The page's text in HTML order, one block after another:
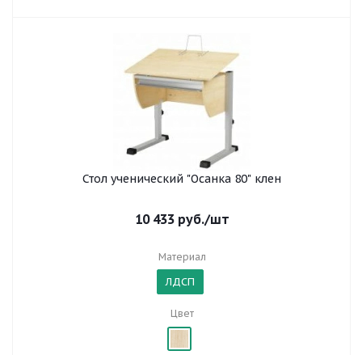
Стол ученический "Осанка 80" клен
10 433руб./шт
Материал
ЛДСП
Цвет